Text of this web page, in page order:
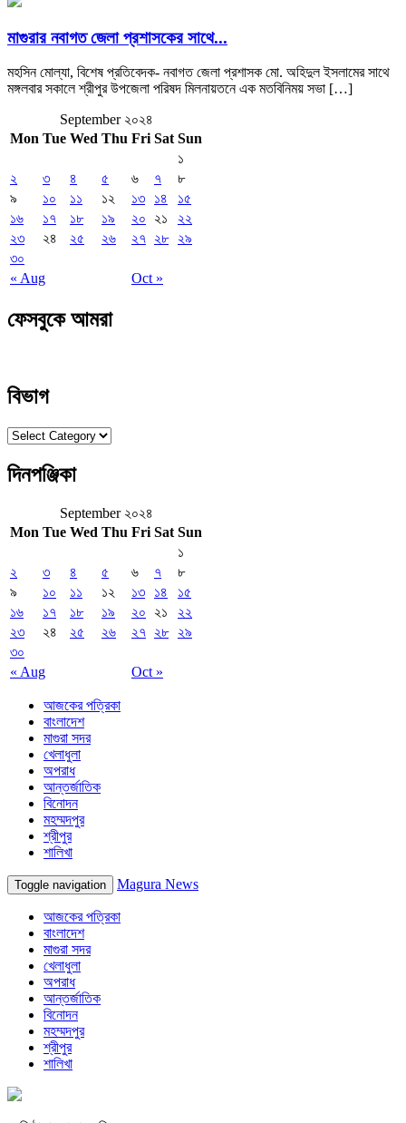
মাগুরার নবাগত জেলা প্রশাসকের সাথে...
মহসিন মোল্যা, বিশেষ প্রতিবেদক- নবাগত জেলা প্রশাসক মো. অহিদুল ইসলামের সাথে
মঙ্গলবার সকালে শ্রীপুর উপজেলা পরিষদ মিলনায়তনে এক মতবিনিময় সভা […]
September ২০২৪
Mon Tue Wed Thu Fri Sat Sun
« Aug Oct »
১
২
৩ ৪ ৫ ৬ ৭
৮
৯
১০ ১১ ১২ ১৩ ১৪
১৫
১৬
১৭ ১৮ ১৯ ২০ ২১
২২
২৩
২৪ ২৫ ২৬ ২৭ ২৮
২৯
৩০
ফেসবুকে আমরা
বিভাগ
বিভাগ
দিনপঞ্জিকা
September ২০২৪
Mon Tue Wed Thu Fri Sat Sun
« Aug Oct »
১
২
৩ ৪ ৫ ৬ ৭
৮
৯
১০ ১১ ১২ ১৩ ১৪
১৫
১৬
১৭ ১৮ ১৯ ২০ ২১
২২
২৩
২৪ ২৫ ২৬ ২৭ ২৮
২৯
৩০
আজকের পত্রিকা
বাংলাদেশ
মাগুরা সদর
খেলাধুলা
অপরাধ
আন্তর্জাতিক
বিনোদন
মহম্মদপুর
শ্রীপুর
শালিখা
Toggle navigation Magura News
আজকের পত্রিকা
বাংলাদেশ
মাগুরা সদর
খেলাধুলা
অপরাধ
আন্তর্জাতিক
বিনোদন
মহম্মদপুর
শ্রীপুর
শালিখা